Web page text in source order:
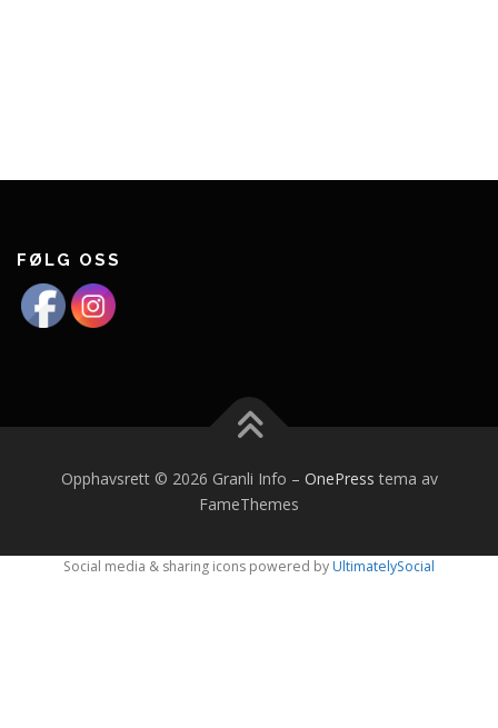
FØLG OSS
Opphavsrett © 2026 Granli Info – OnePress tema av
FameThemes
Social media & sharing icons powered byUltimatelySocial